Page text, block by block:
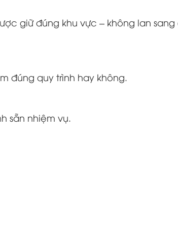
giữ đúng khu vực – không lan
đúng quy trình hay không.
sẵn nhiệm vụ.